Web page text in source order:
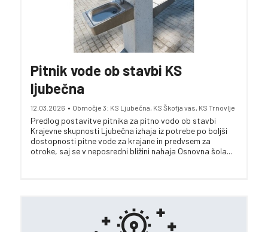
Pitnik vode ob stavbi KS
ljubečna
12.03.2026 • Območje 3: KS Ljubečna, KS Škofja vas, KS Trnovlje
Predlog postavitve pitnika za pitno vodo ob stavbi
Krajevne skupnosti Ljubečna izhaja iz potrebe po boljši
dostopnosti pitne vode za krajane in predvsem za
otroke, saj se v neposredni bližini nahaja Osnovna šola...